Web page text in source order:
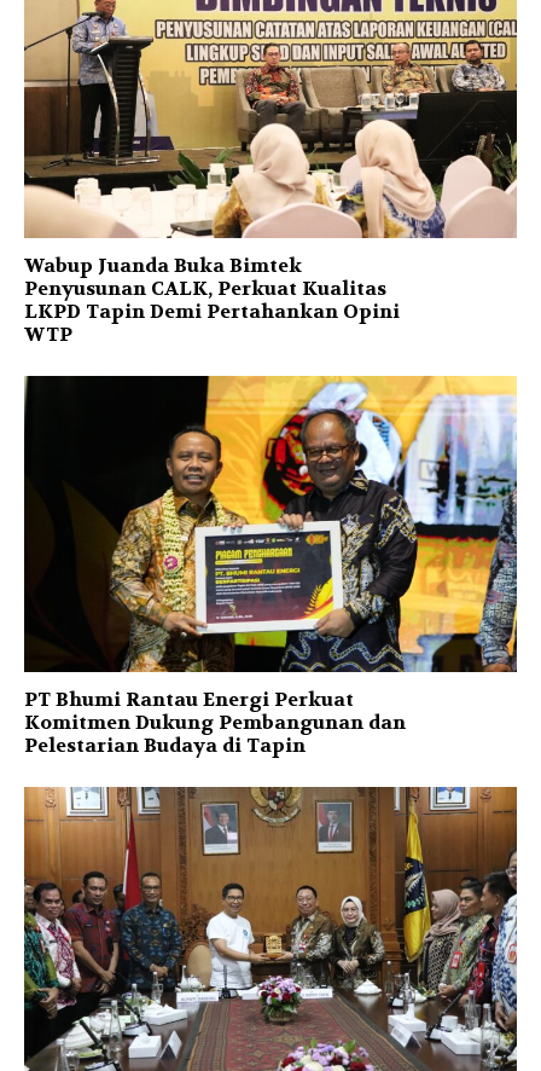
Wabup Juanda Buka Bimtek
Penyusunan CALK, Perkuat Kualitas
LKPD Tapin Demi Pertahankan Opini
WTP
PT Bhumi Rantau Energi Perkuat
Komitmen Dukung Pembangunan dan
Pelestarian Budaya di Tapin